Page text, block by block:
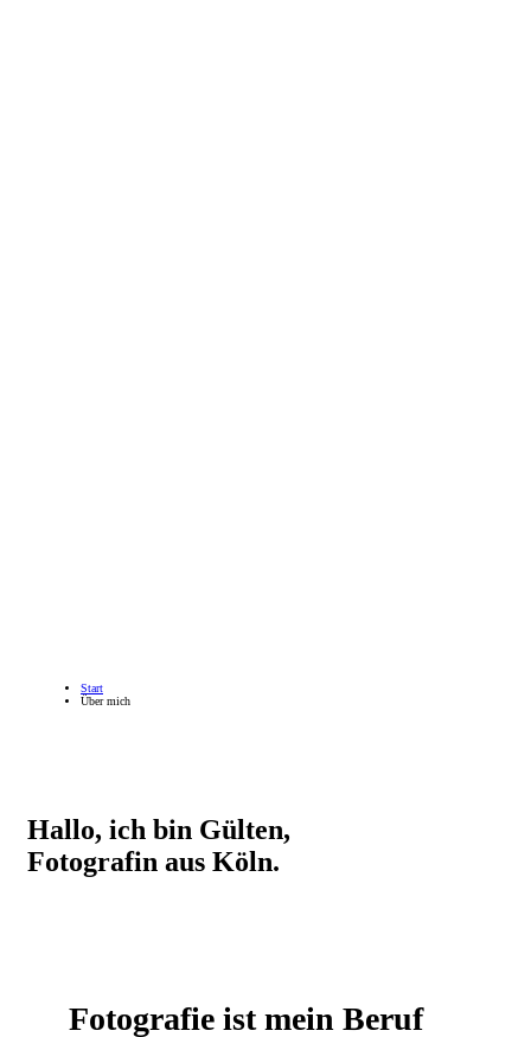
Start
Über mich
Hallo, ich bin Gülten,
Fotografin aus Köln.
Fotografie ist mein Beruf